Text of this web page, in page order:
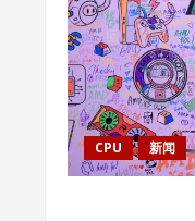
CPU 新闻